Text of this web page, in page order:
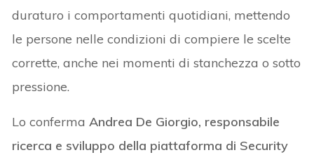
duraturo i comportamenti quotidiani, mettendo
le persone nelle condizioni di compiere le scelte
corrette, anche nei momenti di stanchezza o sotto
pressione.
Lo confermaAndrea De Giorgio, responsabile
ricerca e sviluppo della piattaforma di Security